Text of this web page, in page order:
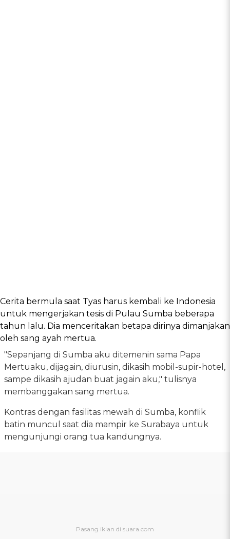
Cerita bermula saat Tyas harus kembali ke Indonesia
untuk mengerjakan tesis di Pulau Sumba beberapa
tahun lalu. Dia menceritakan betapa dirinya dimanjakan
oleh sang ayah mertua.
"Sepanjang di Sumba aku ditemenin sama Papa
Mertuaku, dijagain, diurusin, dikasih mobil-supir-hotel,
sampe dikasih ajudan buat jagain aku," tulisnya
membanggakan sang mertua.
Kontras dengan fasilitas mewah di Sumba, konflik
batin muncul saat dia mampir ke Surabaya untuk
mengunjungi orang tua kandungnya.